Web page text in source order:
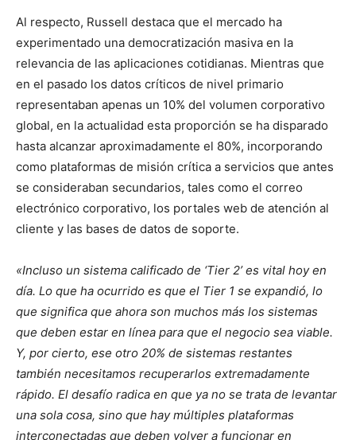
Al respecto, Russell destaca que el mercado ha
experimentado una democratización masiva en la
relevancia de las aplicaciones cotidianas. Mientras que
en el pasado los datos críticos de nivel primario
representaban apenas un 10% del volumen corporativo
global, en la actualidad esta proporción se ha disparado
hasta alcanzar aproximadamente el 80%, incorporando
como plataformas de misión crítica a servicios que antes
se consideraban secundarios, tales como el correo
electrónico corporativo, los portales web de atención al
cliente y las bases de datos de soporte.
«Incluso un sistema calificado de ‘Tier 2’ es vital hoy en
día. Lo que ha ocurrido es que el Tier 1 se expandió, lo
que significa que ahora son muchos más los sistemas
que deben estar en línea para que el negocio sea viable.
Y, por cierto, ese otro 20% de sistemas restantes
también necesitamos recuperarlos extremadamente
rápido. El desafío radica en que ya no se trata de levantar
una sola cosa, sino que hay múltiples plataformas
interconectadas que deben volver a funcionar en